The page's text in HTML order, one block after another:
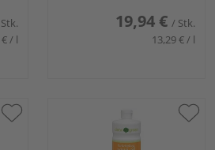
/ l
19,94 € / Stk.
13,29 € / l